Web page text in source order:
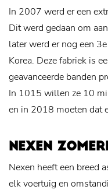
In 2007 werd er een
Dit werd gedaan om
later werd er nog een
Korea. Deze fabriek is
geavanceerde banden
In 1015 willen ze 10
en in 2018 moeten dat
NEXEN
Nexen heeft een breed
elk voertuig en